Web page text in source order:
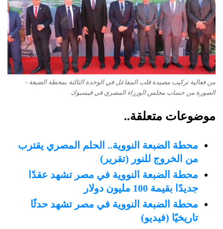
من فعالية تركيب مصيدة قلب المفاعل في الوحدة الثالثة بمحطة الضبعة -
الصورة من حساب مجلس الوزراء المصري في فيسبوك
موضوعات متعلقة..
محطة الضبعة النووية.. الحلم المصري يقترب
من الخروج للنور (تقرير)
محطة الضبعة النووية في مصر تشهد عقدًا
جديدًا بقيمة 100 مليون دولار
محطة الضبعة النووية في مصر تشهد حدثًا
تاريخيًا (فيديو)